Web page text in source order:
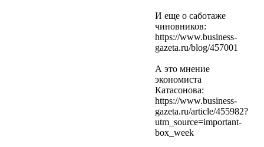
И еще о саботаже
чиновников:
https://www.business-
gazeta.ru/blog/457001
А это мнение
экономиста
Катасонова:
https://www.business-
gazeta.ru/article/455982?
utm_source=important-
box_week